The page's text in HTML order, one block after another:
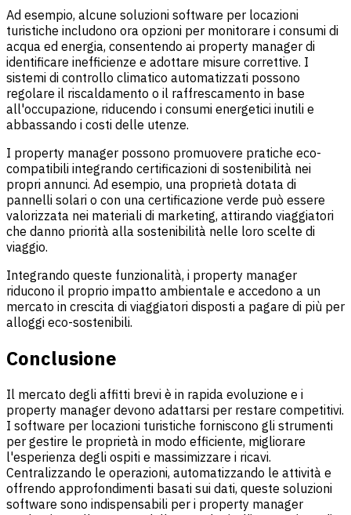
Ad esempio, alcune soluzioni software per locazioni
turistiche includono ora opzioni per monitorare i consumi di
acqua ed energia, consentendo ai property manager di
identificare inefficienze e adottare misure correttive. I
sistemi di controllo climatico automatizzati possono
regolare il riscaldamento o il raffrescamento in base
all'occupazione, riducendo i consumi energetici inutili e
abbassando i costi delle utenze.
I property manager possono promuovere pratiche eco-
compatibili integrando certificazioni di sostenibilità nei
propri annunci. Ad esempio, una proprietà dotata di
pannelli solari o con una certificazione verde può essere
valorizzata nei materiali di marketing, attirando viaggiatori
che danno priorità alla sostenibilità nelle loro scelte di
viaggio.
Integrando queste funzionalità, i property manager
riducono il proprio impatto ambientale e accedono a un
mercato in crescita di viaggiatori disposti a pagare di più per
alloggi eco-sostenibili.
Conclusione
Il mercato degli affitti brevi è in rapida evoluzione e i
property manager devono adattarsi per restare competitivi.
I software per locazioni turistiche forniscono gli strumenti
per gestire le proprietà in modo efficiente, migliorare
l'esperienza degli ospiti e massimizzare i ricavi.
Centralizzando le operazioni, automatizzando le attività e
offrendo approfondimenti basati sui dati, queste soluzioni
software sono indispensabili per i property manager